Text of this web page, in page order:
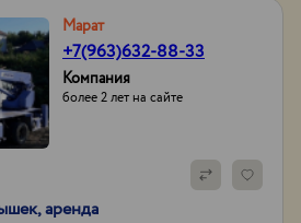
Марат
+7(963)632-88-33
Компания
более 2 лет на сайте
аренда